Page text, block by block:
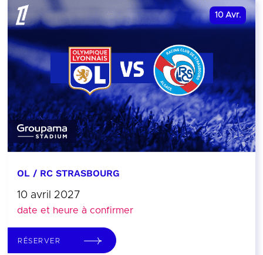
10 Avr.
OL / RC STRASBOURG
10 avril 2027
date et heure à confirmer
RÉSERVER